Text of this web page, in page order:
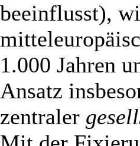
beeinflusst),
1.000 Jahren
Ansatz
zentraler